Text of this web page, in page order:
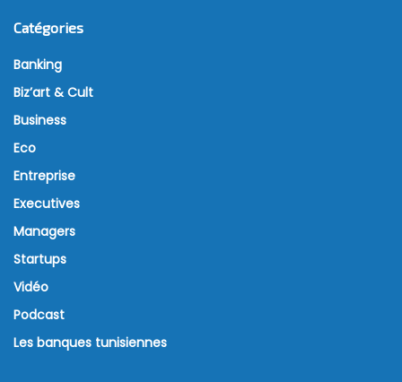
Catégories
Banking
Biz’art & Cult
Business
Eco
Entreprise
Executives
Managers
Startups
Vidéo
Podcast
Les banques tunisiennes